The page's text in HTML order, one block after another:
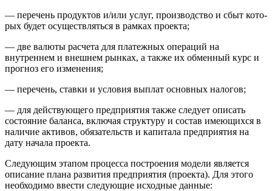
— перечень продуктов и/или услуг, производство и сбыт кото­
рых будет осуществляться в рамках проекта;
— две валюты расчета для платежных операций на
внутреннем и внешнем рынках, а также их обменный курс и
прогноз его изменения;
— перечень, ставки и условия выплат основных налогов;
— для действующего предприятия также следует описать
состояние баланса, включая структуру и состав имеющихся в
наличие активов, обязательств и капитала предприятия на
дату начала про­екта.
Следующим этапом процесса построения модели является
описание плана развития предприятия (проекта). Для этого
необходимо ввести следующие исходные данные: